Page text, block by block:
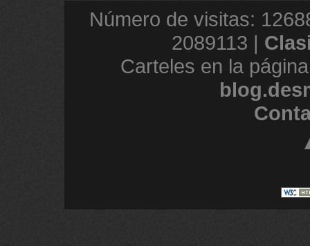
Número de visitas:
2089113 |
Carteles en la